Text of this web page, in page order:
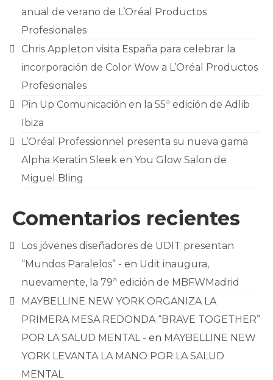
anual de verano de L’Oréal Productos
Profesionales
Chris Appleton visita España para celebrar la
incorporación de Color Wow a L’Oréal Productos
Profesionales
Pin Up Comunicación en la 55ª edición de Adlib
Ibiza
L’Oréal Professionnel presenta su nueva gama
Alpha Keratin Sleek en You Glow Salon de
Miguel Bling
Comentarios recientes
Los jóvenes diseñadores de UDIT presentan
“Mundos Paralelos” - en Udit inaugura,
nuevamente, la 79ª edición de MBFWMadrid
MAYBELLINE NEW YORK ORGANIZA LA
PRIMERA MESA REDONDA “BRAVE TOGETHER”
POR LA SALUD MENTAL - en MAYBELLINE NEW
YORK LEVANTA LA MANO POR LA SALUD
MENTAL